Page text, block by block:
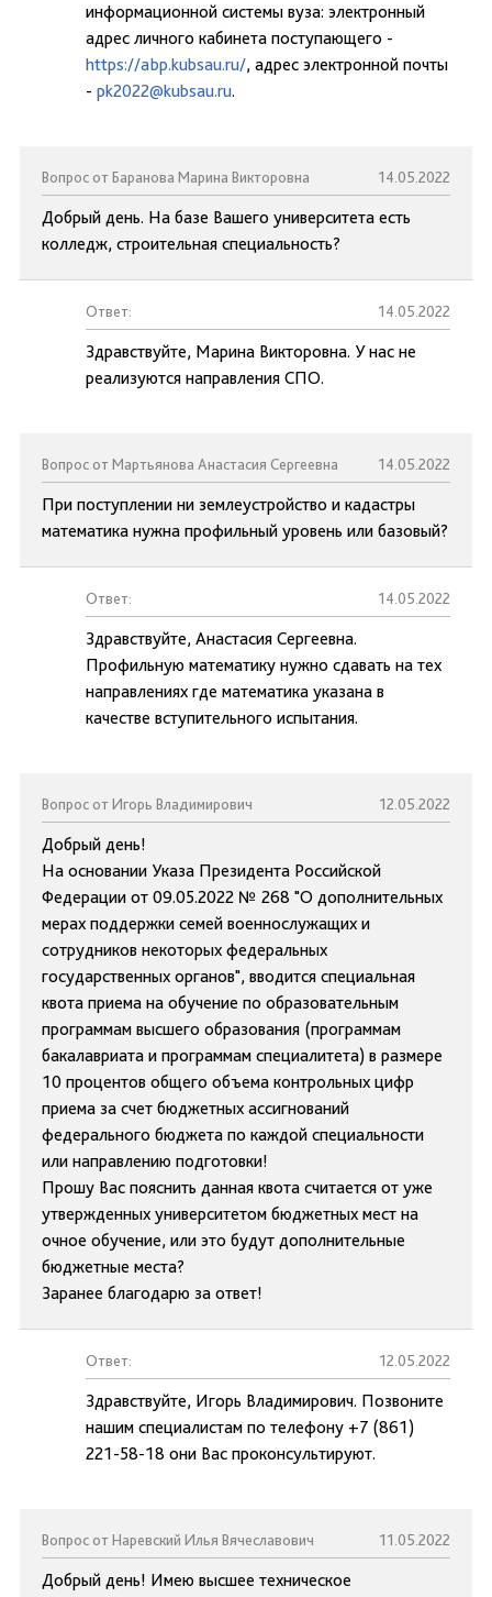
информационной системы вуза: электронный
адрес личного кабинета поступающего -
https://abp.kubsau.ru/, адрес электронной почты
- pk2022@kubsau.ru.
Вопрос от Баранова Марина Викторовна 14.05.2022
Добрый день. На базе Вашего университета есть
колледж, строительная специальность?
Ответ: 14.05.2022
Здравствуйте, Марина Викторовна. У нас не
реализуются направления СПО.
Вопрос от Мартьянова Анастасия Сергеевна 14.05.2022
При поступлении ни землеустройство и кадастры
математика нужна профильный уровень или базовый?
Ответ: 14.05.2022
Здравствуйте, Анастасия Сергеевна.
Профильную математику нужно сдавать на тех
направлениях где математика указана в
качестве вступительного испытания.
Вопрос от Игорь Владимирович 12.05.2022
Добрый день!
На основании Указа Президента Российской
Федерации от 09.05.2022 № 268 "О дополнительных
мерах поддержки семей военнослужащих и
сотрудников некоторых федеральных
государственных органов", вводится специальная
квота приема на обучение по образовательным
программам высшего образования (программам
бакалавриата и программам специалитета) в размере
10 процентов общего объема контрольных цифр
приема за счет бюджетных ассигнований
федерального бюджета по каждой специальности
или направлению подготовки!
Прошу Вас пояснить данная квота считается от уже
утвержденных университетом бюджетных мест на
очное обучение, или это будут дополнительные
бюджетные места?
Заранее благодарю за ответ!
Ответ: 12.05.2022
Здравствуйте, Игорь Владимирович. Позвоните
нашим специалистам по телефону +7 (861)
221-58-18 они Вас проконсультируют.
Вопрос от Наревский Илья Вячеславович 11.05.2022
Добрый день! Имею высшее техническое